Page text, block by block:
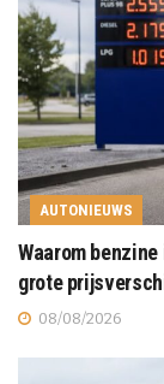
AUTONIEUWS
Waarom
grote
08/08/2026